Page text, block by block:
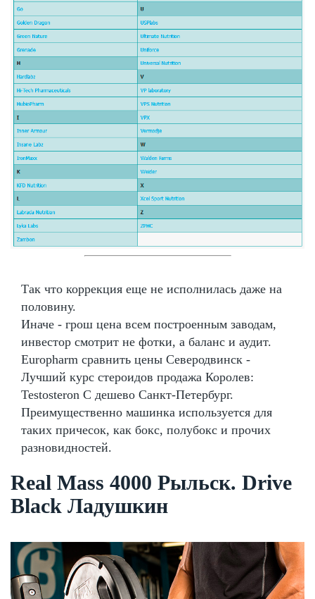
Так что коррекция еще не исполнилась даже на
половину.
Иначе - грош цена всем построенным заводам,
инвестор смотрит не фотки, а баланс и аудит.
Europharm сравнить цены Северодвинск -
Лучший курс стероидов продажа Королев:
Testosteron C дешево Санкт-Петербург.
Преимущественно машинка используется для
таких причесок, как бокс, полубокс и прочих
разновидностей.
Real Mass 4000 Рыльск. Drive
Black Ладушкин